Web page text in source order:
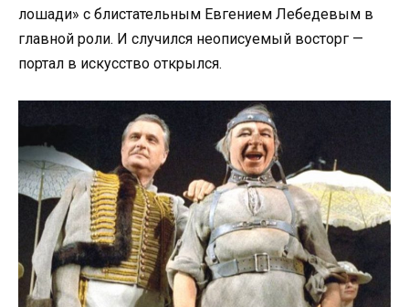
лошади» с блистательным Евгением Лебедевым в
главной роли. И случился неописуемый восторг —
портал в искусство открылся.